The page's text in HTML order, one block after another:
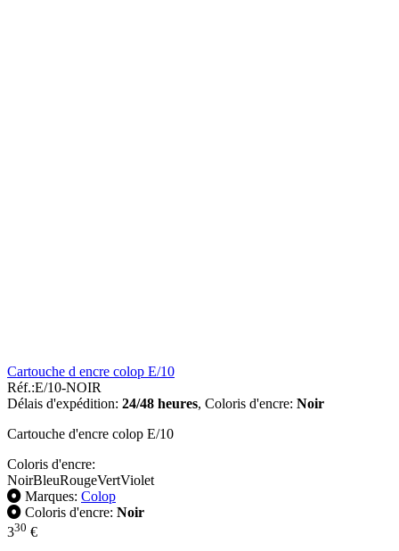
Cartouche d encre colop E/10
Réf.:E/10-NOIR
Délais d'expédition: 24/48 heures, Coloris d'encre: Noir
Cartouche d'encre colop E/10
Coloris d'encre:
NoirBleuRougeVertViolet
Marques: Colop
Coloris d'encre: Noir
330 €